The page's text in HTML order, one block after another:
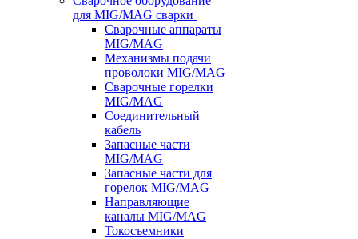
для MIG/MAG сварки
Сварочные аппараты
MIG/MAG
Механизмы подачи
проволоки MIG/MAG
Сварочные горелки
MIG/MAG
Соединительный
кабель
Запасные части
MIG/MAG
Запасные части для
горелок MIG/MAG
Направляющие
каналы MIG/MAG
Токосъемники